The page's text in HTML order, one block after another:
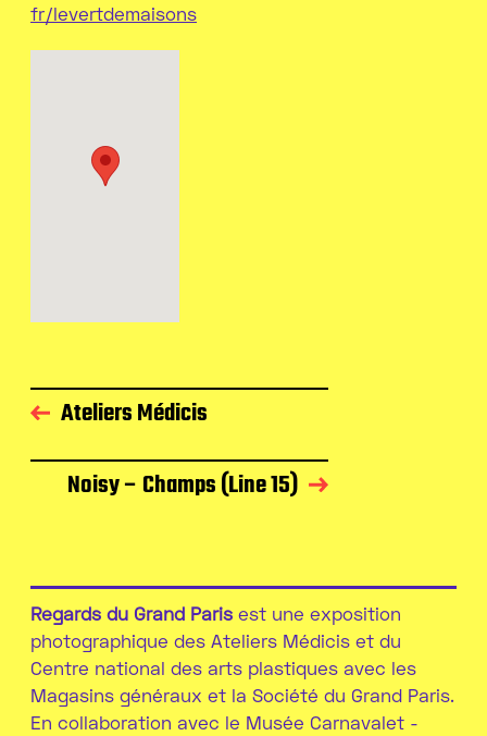
fr/levertdemaisons
Ateliers Médicis
Noisy – Champs (Line 15)
Regards du Grand Paris est une exposition
photographique des Ateliers Médicis et du
Centre national des arts plastiques avec les
Magasins généraux et la Société du Grand Paris.
En collaboration avec le Musée Carnavalet -